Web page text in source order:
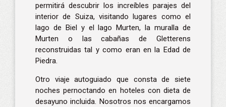
permitirá descubrir los increíbles parajes del
interior de Suiza, visitando lugares como el
lago de Biel y el lago Murten, la muralla de
Murten o las cabañas de Gletterens
reconstruidas tal y como eran en la Edad de
Piedra.
Otro viaje autoguiado que consta de siete
noches pernoctando en hoteles con dieta de
desayuno incluida. Nosotros nos encargamos